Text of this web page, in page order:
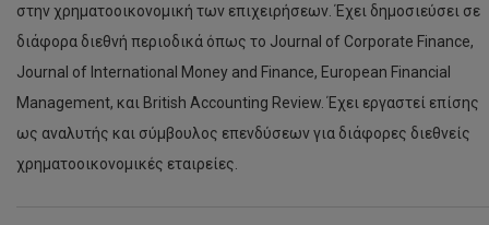
στην χρηματοοικονομική των επιχειρήσεων. Έχει δημοσιεύσει σε
διάφορα διεθνή περιοδικά όπως το Journal of Corporate Finance,
Journal of International Money and Finance, European Financial
Management, και British Accounting Review. Έχει εργαστεί επίσης
ως αναλυτής και σύμβουλος επενδύσεων για διάφορες διεθνείς
χρηματοοικονομικές εταιρείες.